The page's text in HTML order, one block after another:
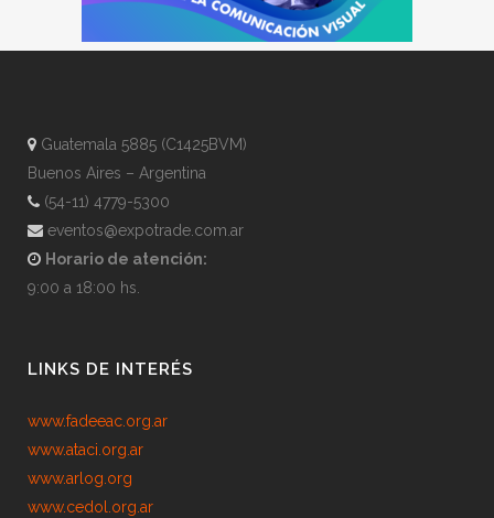
Guatemala 5885 (C1425BVM)
Buenos Aires – Argentina
(54-11) 4779-5300
eventos@expotrade.com.ar
Horario de atención:
9:00 a 18:00 hs.
LINKS DE INTERÉS
www.fadeeac.org.ar
www.ataci.org.ar
www.arlog.org
www.cedol.org.ar